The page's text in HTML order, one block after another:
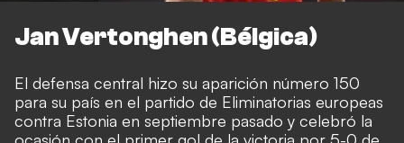
Jan Vertonghen (Bélgica)
El defensa central hizo su aparición número 150
para su país en el partido de Eliminatorias europeas
contra Estonia en septiembre pasado y celebró la
ocasión con el primer gol de la victoria por 5-0 de